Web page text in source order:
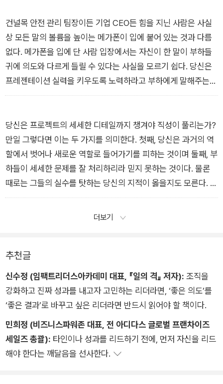
[제1부 리더가 되면 모든 게 달라진다]
하는 ‘이유’도 더 분명히 이해하게 되었다. 이전에 내가 변화를 시
도할 때는 놓친 부분이었다. 나는 없애야 하는 행동과 관련된 습
관(‘아주 다급한 상황이 아닌 한 인스턴트 메시지 보내지 않기’)
은 빨간색으로, 새로 만들어야 하는 습관(‘직원들이 문제를 들고
찾아오면 나서서 해결하지 말고 그들이 답을 찾도록 유도하는 질
문 던지기’)은 초록색으로 표시했다.
없음’을 적었다. 7년이 지난 지금도 스스로 솔직해지려 노력했던
것이 생각난다. ‘해당 없음’이라고 쓰거나 빈칸을 보며 망설일 때
면 나 자신을 속이고 있다는 사실을 깨달았다. 1~2주쯤 지나면서
부터는 잘못된 행동을 그 순간에 알아채게 되었다.
[제2부 리더의 멘탈은 달라야 한다]
건널목 안전 관리 팀장이든 기업 CEO든 힘을 지닌 사람은 사실
상 모든 말의 볼륨을 높이는 메가폰이 입에 붙어 있는 것과 다름
없다. 메가폰을 입에 단 사람 입장에서는 자신이 한 말이 부하들
귀에 의도와 다르게 들릴 수 있다는 사실을 모르기 쉽다. 당신은
프레젠테이션 실력을 키우도록 노력하라고 부하에게 말해주는
것이 도움이 된다고 생각하겠지만, 그에게는 자상한 조언이 아니
수 있다. 당신은 내년에 회사가 제공하는 서비스를 확대할 계획을
설명하면서 직원들의 업무 의욕을 고취했다고 믿겠지만, 그들은
일이 잔뜩 늘어날 생각에 스트레스를 받는다.
[제3부 리더의 눈을 가리는 권력의 함정들]
당신은 프로젝트의 세세한 디테일까지 챙겨야 직성이 풀리는가?
만일 그렇다면 이는 두 가지를 의미한다. 첫째, 당신은 과거의 역
할에서 벗어나 새로운 역할로 들어가기를 피하는 것이며 둘째, 부
하들이 세세한 문제를 잘 처리하리라 믿지 못하는 것이다. 물론
때로는 그들의 실수를 탓하는 당신의 지적이 옳을지도 모른다. 그
러나 상사인 당신에게도 항상 일정 부분 책임이 있다는 사실을 기
억하라. 원래 우리 자신이 쓰는 스토리에서는 악당이 되는 것보다
것이 아니라 부하를 제대로 가르치며 당장 눈앞의 상황을 해결할
진통제 대신 그들을 성장시킬 영양제를 제공하는 것을 의미한다.
[제4부 압박감으로부터 멘탈을 지켜라]
더보기
추천글
신수정 (임팩트리더스아카데미 대표, 『일의 격』 저자): 조직을
강화하고 진짜 성과를 내고자 고민하는 리더라면, ‘좋은 의도’를
‘좋은 결과’로 바꾸고 싶은 리더라면 반드시 읽어야 할 책이다.
민희정 (비즈니스파워존 대표, 전 아디다스 글로벌 프랜차이즈
세일즈 총괄): 타인이나 성과를 리드하기 전에, 먼저 자신을 리드
해야 한다는 깨달음을 선사한다.